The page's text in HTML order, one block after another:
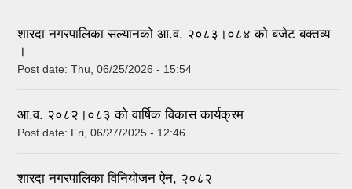
शारदा नगरपालिका सल्यानको आ.व. २०८३।०८४ को बजेट बक्तव्य
।
Post date: Thu, 06/25/2026 - 15:54
आ.व. २०८२।०८३ को वार्षिक विकास कार्यक्रम
Post date: Fri, 06/27/2025 - 12:46
शारदा नगरपालिका विनियोजन ऐन, २०८२